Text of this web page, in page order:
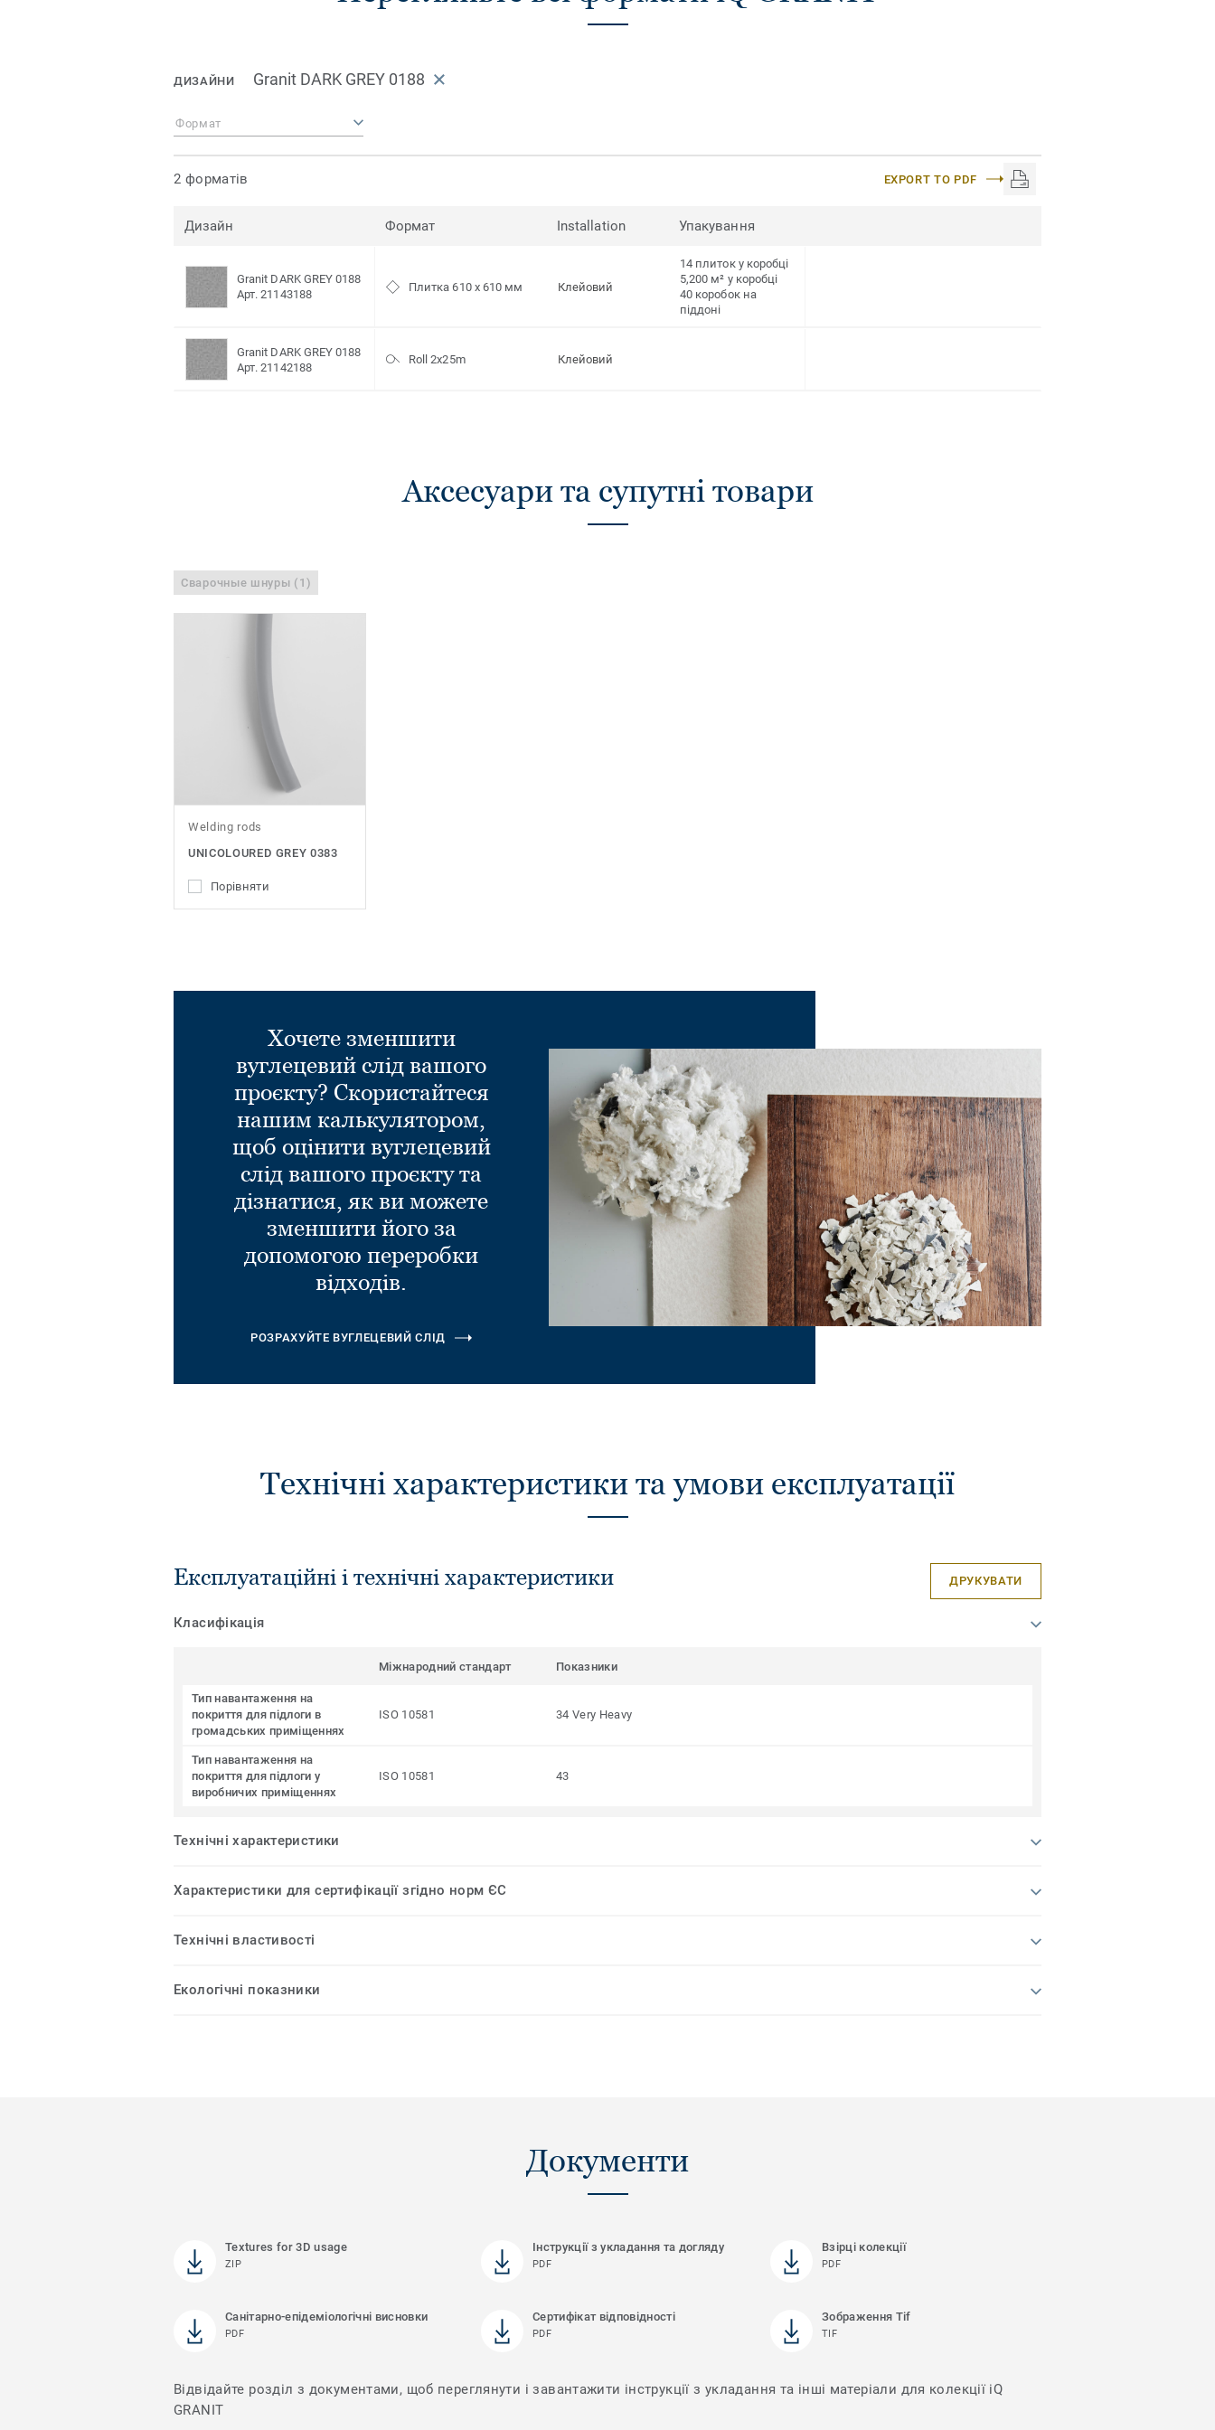
ДИЗАЙНИ Granit DARK GREY 0188
Формат
2 форматів EXPORT TO PDF
Дизайн Формат Installation Упакування
Granit DARK GREY 0188
Арт. 21143188
Плитка 610 x 610 мм Клейовий
14 плиток у коробці
5,200 м² у коробці
40 коробок на
піддоні
Granit DARK GREY 0188
Арт. 21142188
Roll 2x25m Клейовий
Аксесуари та супутні товари
Сварочные шнуры (1)
Welding rods
UNICOLOURED GREY 0383
Порівняти
Хочете зменшити
вуглецевий слід вашого
проєкту? Скористайтеся
нашим калькулятором,
щоб оцінити вуглецевий
слід вашого проєкту та
дізнатися, як ви можете
зменшити його за
допомогою переробки
відходів.
РОЗРАХУЙТЕ ВУГЛЕЦЕВИЙ СЛІД
Технічні характеристики та умови експлуатації
Експлуатаційні і технічні характеристики ДРУКУВАТИ
Класифікація
Міжнародний стандарт Показники
Тип навантаження на
покриття для підлоги в
громадських приміщеннях
ISO 10581 34 Very Heavy
Тип навантаження на
покриття для підлоги у
виробничих приміщеннях
ISO 10581 43
Технічні характеристики
Характеристики для сертифікації згідно норм ЄС
Технічні властивості
Екологічні показники
Документи
Textures for 3D usage
ZIP
Інструкції з укладання та догляду
PDF
Взірці колекції
PDF
Санітарно-епідеміологічні висновки
PDF
Сертифікат відповідності
PDF
Зображення Tif
TIF
Відвідайте розділ з документами, щоб переглянути і завантажити інструкції з укладання та інші матеріали для колекції iQ
GRANIT